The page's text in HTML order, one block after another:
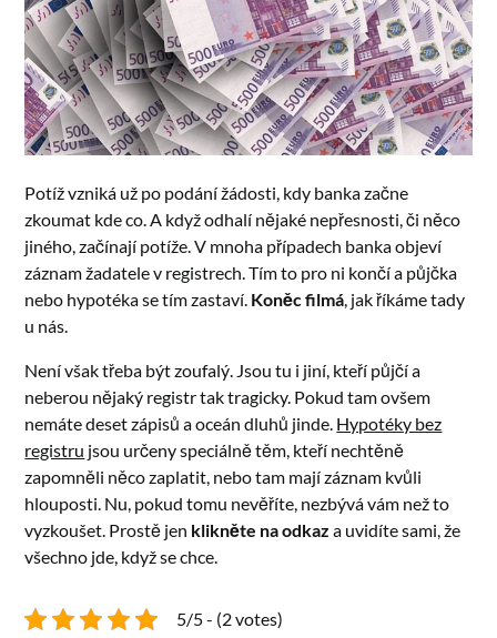
Potíž vzniká už po podání žádosti, kdy banka začne
zkoumat kde co. A když odhalí nějaké nepřesnosti, či něco
jiného, začínají potíže. V mnoha případech banka objeví
záznam žadatele v registrech. Tím to pro ni končí a půjčka
nebo hypotéka se tím zastaví. Koněc filmá, jak říkáme tady
u nás.
Není však třeba být zoufalý. Jsou tu i jiní, kteří půjčí a
neberou nějaký registr tak tragicky. Pokud tam ovšem
nemáte deset zápisů a oceán dluhů jinde. Hypotéky bez
registru jsou určeny speciálně těm, kteří nechtěně
zapomněli něco zaplatit, nebo tam mají záznam kvůli
hlouposti. Nu, pokud tomu nevěříte, nezbývá vám než to
vyzkoušet. Prostě jen klikněte na odkaz a uvidíte sami, že
všechno jde, když se chce.
5/5 - (2 votes)